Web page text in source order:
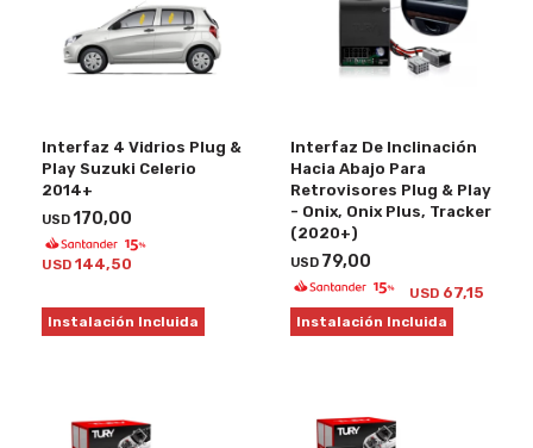
Interfaz 4 Vidrios Plug &
Play Suzuki Celerio
2014+
USD170,00
USD 144,50
Instalación Incluida
Interfaz De Inclinación
Hacia Abajo Para
Retrovisores Plug & Play
- Onix, Onix Plus, Tracker
(2020+)
USD 79,00
USD 67,15
Instalación Incluida